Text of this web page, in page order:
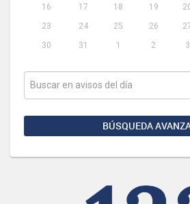
16
17 18 19
23
24 25 26
30
31 1 2 3
BÚSQUEDA